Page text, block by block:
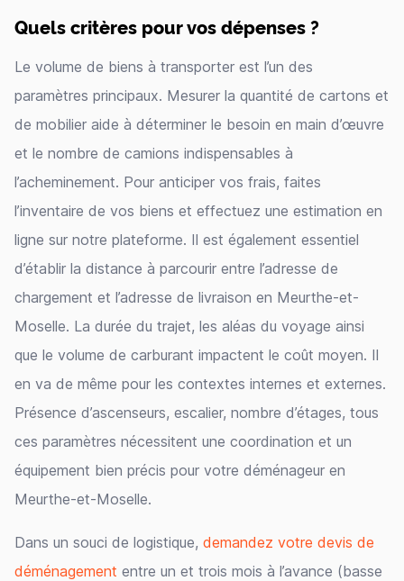
Quels critères pour vos dépenses ?
Le volume de biens à transporter est l’un des
paramètres principaux. Mesurer la quantité de cartons et
de mobilier aide à déterminer le besoin en main d’œuvre
et le nombre de camions indispensables à
l’acheminement. Pour anticiper vos frais, faites
l’inventaire de vos biens et effectuez une estimation en
ligne sur notre plateforme. Il est également essentiel
d’établir la distance à parcourir entre l’adresse de
chargement et l’adresse de livraison en Meurthe-et-
Moselle. La durée du trajet, les aléas du voyage ainsi
que le volume de carburant impactent le coût moyen. Il
en va de même pour les contextes internes et externes.
Présence d’ascenseurs, escalier, nombre d’étages, tous
ces paramètres nécessitent une coordination et un
équipement bien précis pour votre déménageur en
Meurthe-et-Moselle.
Dans un souci de logistique, demandez votre devis de
déménagement entre un et trois mois à l’avance (basse